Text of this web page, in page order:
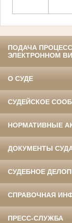
ПОДАЧА
ЭЛЕКТРОННОМ
О СУДЕ
СУДЕЙСКОЕ
НОРМАТИВНЫЕ
ДОКУМЕНТЫ
СУДЕБНОЕ
СПРАВОЧНАЯ
ПРЕСС-СЛУЖБА